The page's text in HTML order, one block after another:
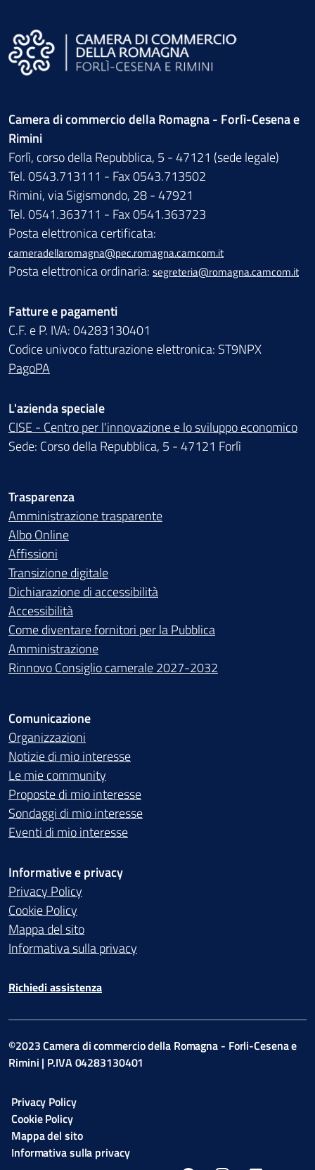
Camera di commercio della Romagna - Forlì-Cesena e
Rimini
Forlì, corso della Repubblica, 5 - 47121 (sede legale)
Tel. 0543.713111 - Fax 0543.713502
Rimini, via Sigismondo, 28 - 47921
Tel. 0541.363711 - Fax 0541.363723
Posta elettronica certificata:
cameradellaromagna@pec.romagna.camcom.it
Posta elettronica ordinaria: segreteria@romagna.camcom.it
Fatture e pagamenti
C.F. e P. IVA: 04283130401
Codice univoco fatturazione elettronica: ST9NPX
PagoPA
L'azienda speciale
CISE - Centro per l'innovazione e lo sviluppo economico
Sede: Corso della Repubblica, 5 - 47121 Forlì
Trasparenza
Amministrazione trasparente
Albo Online
Affissioni
Transizione digitale
Dichiarazione di accessibilità
Accessibilità
Come diventare fornitori per la Pubblica
Amministrazione
Rinnovo Consiglio camerale 2027-2032
Comunicazione
Organizzazioni
Notizie di mio interesse
Le mie community
Proposte di mio interesse
Sondaggi di mio interesse
Eventi di mio interesse
Informative e privacy
Privacy Policy
Cookie Policy
Mappa del sito
Informativa sulla privacy
Richiedi assistenza
©2023 Camera di commercio della Romagna - Forli-Cesena e
Rimini | P.IVA 04283130401
Privacy Policy
Cookie Policy
Mappa del sito
Informativa sulla privacy